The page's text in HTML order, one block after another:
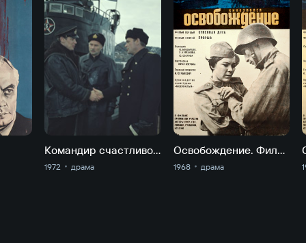
Командир счастливой "Щуки"
1972 драма
Освобождение. Фильм 1. Огненная дуга
1968 драма